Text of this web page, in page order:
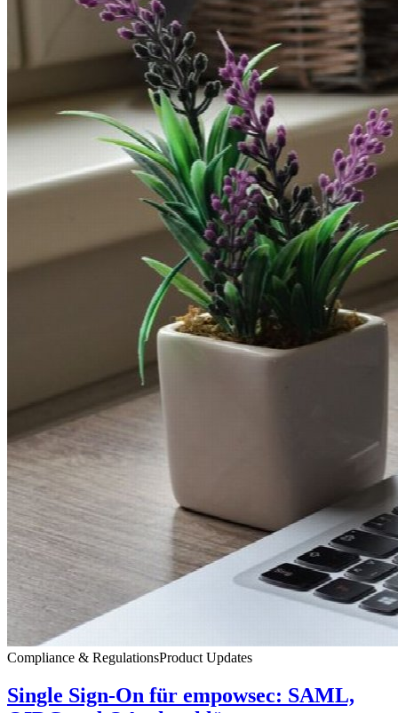
Compliance & RegulationsProduct Updates
Single Sign-On für empowsec: SAML,